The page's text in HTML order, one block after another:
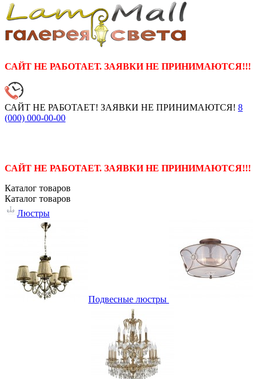
САЙТ НЕ РАБОТАЕТ. ЗАЯВКИ НЕ ПРИНИМАЮТСЯ!!!
САЙТ НЕ РАБОТАЕТ! ЗАЯВКИ НЕ ПРИНИМАЮТСЯ! 8
(000) 000-00-00
САЙТ НЕ РАБОТАЕТ. ЗАЯВКИ НЕ ПРИНИМАЮТСЯ!!!
Каталог товаров
Каталог товаров
Люстры
Подвесные люстры